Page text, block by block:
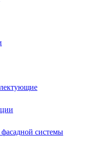
системы